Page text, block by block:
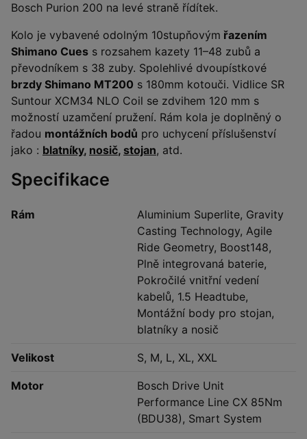
Bosch Purion 200 na levé straně řídítek.
Kolo je vybavené odolným 10stupňovým řazením
Shimano Cues s rozsahem kazety 11–48 zubů a
převodníkem s 38 zuby. Spolehlivé dvoupístkové
brzdy Shimano MT200 s 180mm kotouči. Vidlice SR
Suntour XCM34 NLO Coil se zdvihem 120 mm s
možností uzamčení pružení. Rám kola je doplněný o
řadou montážních bodů pro uchycení příslušenství
jako : blatníky, nosič, stojan, atd.
Specifikace
Rám
Aluminium Superlite, Gravity
Casting Technology, Agile
Ride Geometry, Boost148,
Plně integrovaná baterie,
Pokročilé vnitřní vedení
kabelů, 1.5 Headtube,
Montážní body pro stojan,
blatníky a nosič
Velikost S, M, L, XL, XXL
Motor
Bosch Drive Unit
Performance Line CX 85Nm
(BDU38), Smart System